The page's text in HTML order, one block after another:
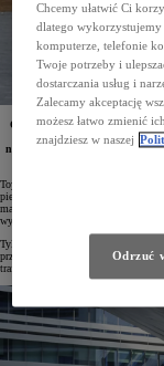
Od stycznia do kwietnia 2025
Była to najchętniej
najpopularniejszego pojazdu na
Toyota utrzymuje pozycję
pierwszych miesięcy 2025 roku w
marki, co jest wynikiem lepszym
wyniósł 16,7%.
Tylko w kwietniu z salonów Toyoty
przez osoby prywatne, jak i firmy.
trafiło 5760 aut.
Chcemy ułatwić Ci
dlatego
komputerze, telefonie
Twoje potrzeby i
dostarczania usług i
Zalecamy akceptację
możesz łatwo zmienić
znajdziesz w naszej
Odrzuć